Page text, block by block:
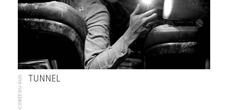
CORÉE DU SUD TUNNEL